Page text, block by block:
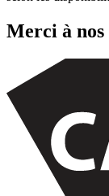
Merci à nos